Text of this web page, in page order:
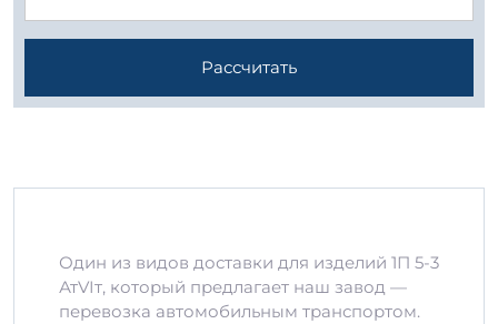
Рассчитать
Один из видов доставки для изделий 1П 5-3
АтVIт, который предлагает наш завод —
перевозка автомобильным транспортом.